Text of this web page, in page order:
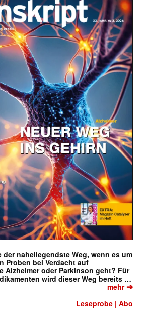
naheliegendste Weg, wenn es um
Proben bei Verdacht auf
Alzheimer oder Parkinson geht? Für
wird dieser Weg bereits …
mehr➔
Leseprobe |Abo